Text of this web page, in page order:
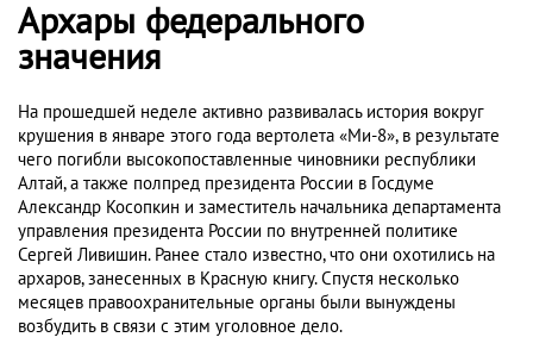
Архары федерального
значения
На прошедшей неделе активно развивалась история вокруг
крушения в январе этого года вертолета «Ми-8», в результате
чего погибли высокопоставленные чиновники республики
Алтай, а также полпред президента России в Госдуме
Александр Косопкин и заместитель начальника департамента
управления президента России по внутренней политике
Сергей Ливишин. Ранее стало известно, что они охотились на
архаров, занесенных в Красную книгу. Спустя несколько
месяцев правоохранительные органы были вынуждены
возбудить в связи с этим уголовное дело.